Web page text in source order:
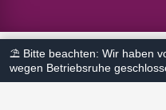
⛱ Bitte beachten: Wir haben
wegen Betriebsruhe